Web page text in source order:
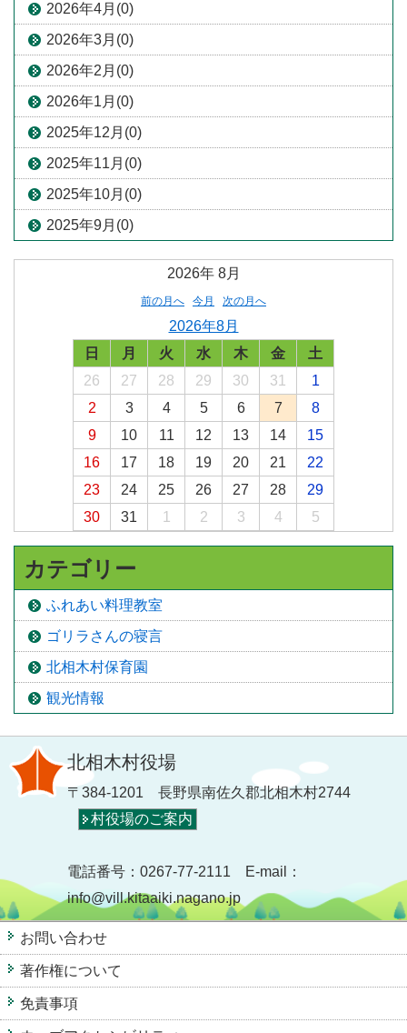
2026年4月(0)
2026年3月(0)
2026年2月(0)
2026年1月(0)
2025年12月(0)
2025年11月(0)
2025年10月(0)
2025年9月(0)
2026年 8月
前の月へ 今月 次の月へ
2026年8月
日
月 火 水 木 金
土
26
27 28 29 30 31
1
2
3 4 5 6 7
8
9
10 11 12 13 14
15
16
17 18 19 20 21
22
23
24 25 26 27 28
29
30
31 1 2 3 4 5
カテゴリー
ふれあい料理教室
ゴリラさんの寝言
北相木村保育園
観光情報
北相木村役場
〒384-1201 長野県南佐久郡北相木村2744
村役場のご案内
電話番号：0267-77-2111 E-mail：
info@vill.kitaaiki.nagano.jp
お問い合わせ
著作権について
免責事項